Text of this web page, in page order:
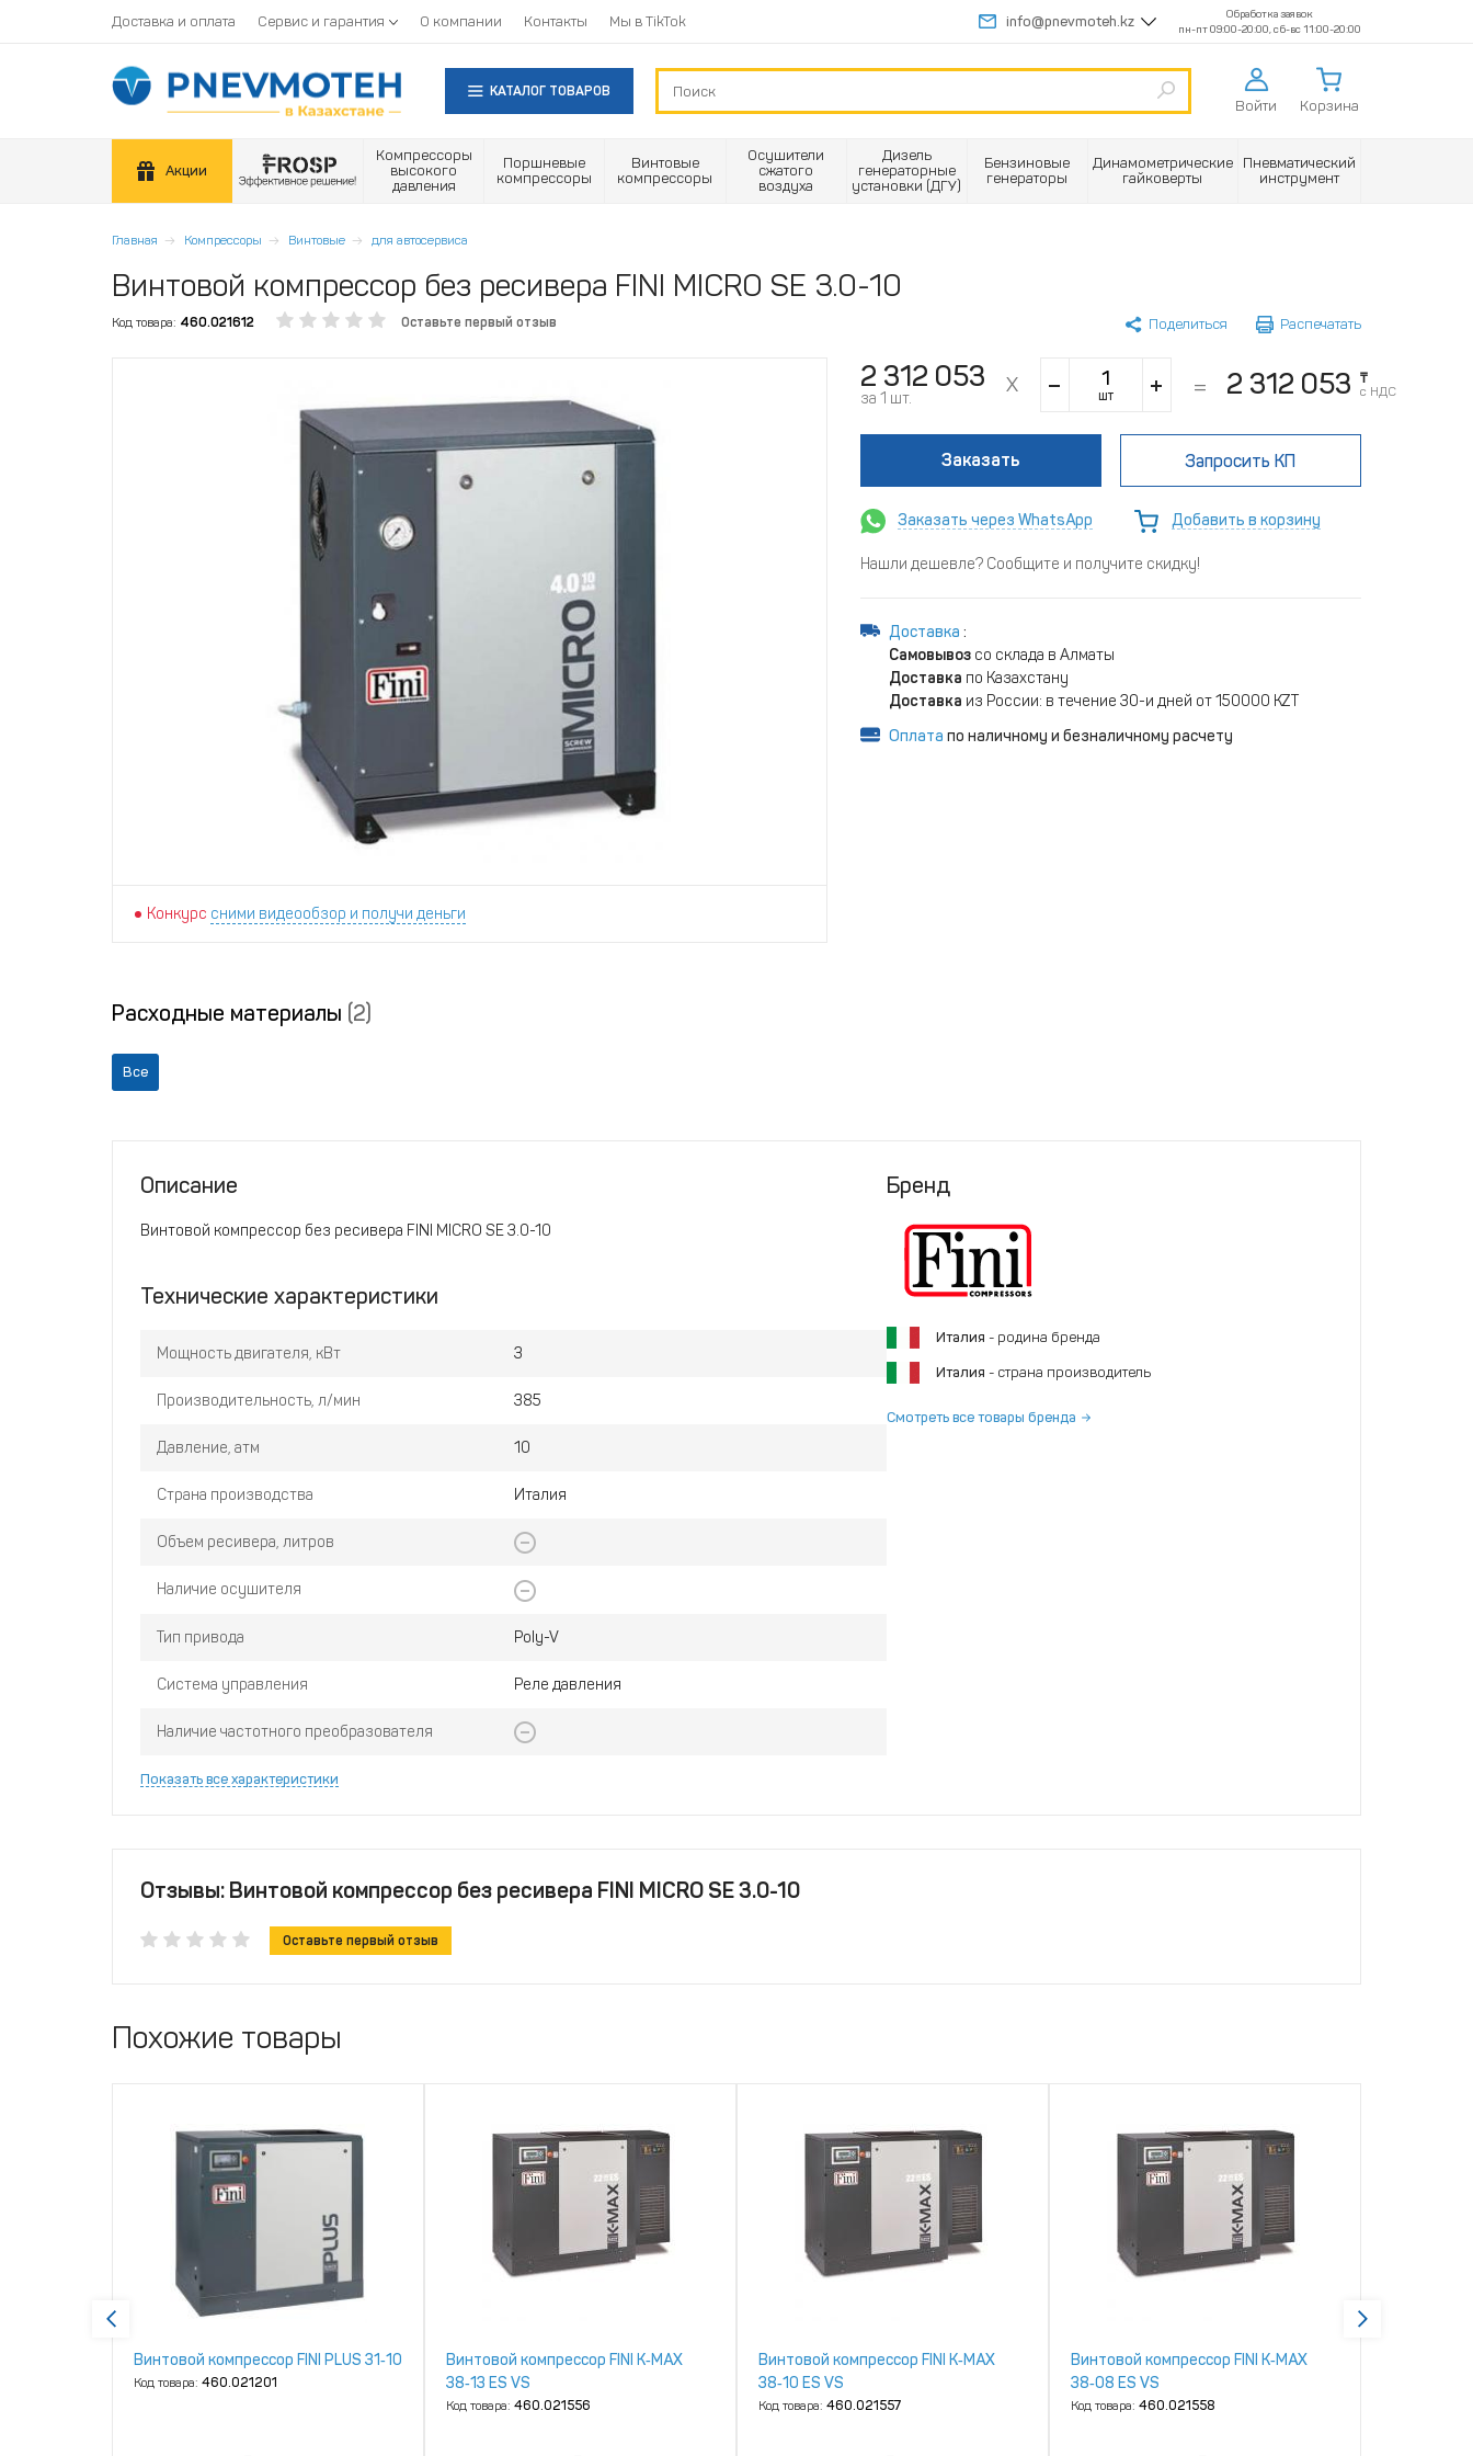
Доставка и оплата Сервис и гарантия О компании Контакты Мы в TikTok info@pnevmoteh.kz
Обработка заявок
пн-пт 09:00-20:00, сб-вс 11:00-20:00
КАТАЛОГ ТОВАРОВ
Войти Корзина
Акции
Компрессоры
высокого
давления
Поршневые
компрессоры
Винтовые
компрессоры
Осушители
сжатого
воздуха
Дизель
генераторные
установки (ДГУ)
Бензиновые
генераторы
Динамометрические
гайковерты
Пневматический
инструмент
Главная Компрессоры Винтовые для автосервиса
Винтовой компрессор без ресивера FINI MICRO SE 3.0-10
Код товара: 460.021612 Оставьте первый отзыв Поделиться Распечатать
Конкурс сними видеообзор и получи деньги
2 312 053
за 1 шт. шт 2 312 053
₸
с НДС
Заказать Запросить КП
Заказать через WhatsApp Добавить в корзину
Нашли дешевле? Сообщите и получите скидку!
Доставка :
Самовывозсо склада в Алматы
Доставка по Казахстану
Доставка из России: в течение 30-и дней от 150000 KZT
Оплата по наличному и безналичному расчету
Расходные материалы (2)
Все
Описание
Винтовой компрессор без ресивера FINI MICRO SE 3.0-10
Технические характеристики
Мощность двигателя, кВт 3
Производительность, л/мин 385
Давление, атм 10
Страна производства Италия
Объем ресивера, литров
Наличие осушителя
Тип привода Poly-V
Система управления Реле давления
Наличие частотного преобразователя
Показать все характеристики
Бренд
Италия - родина бренда
Италия - страна производитель
Смотреть все товары бренда
Отзывы: Винтовой компрессор без ресивера FINI MICRO SE 3.0-10
Оставьте первый отзыв
Похожие товары
Винтовой компрессор FINI PLUS 31‑10
Код товара: 460.021201
Винтовой компрессор FINI K‑MAX
38‑13 ES VS
Код товара: 460.021556
Винтовой компрессор FINI K‑MAX
38‑10 ES VS
Код товара: 460.021557
Винтовой компрессор FINI K‑MAX
38‑08 ES VS
Код товара: 460.021558